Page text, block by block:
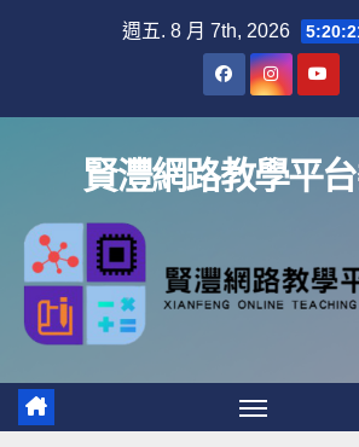
週五. 8 月 7th, 2026
賢灃網路教學平